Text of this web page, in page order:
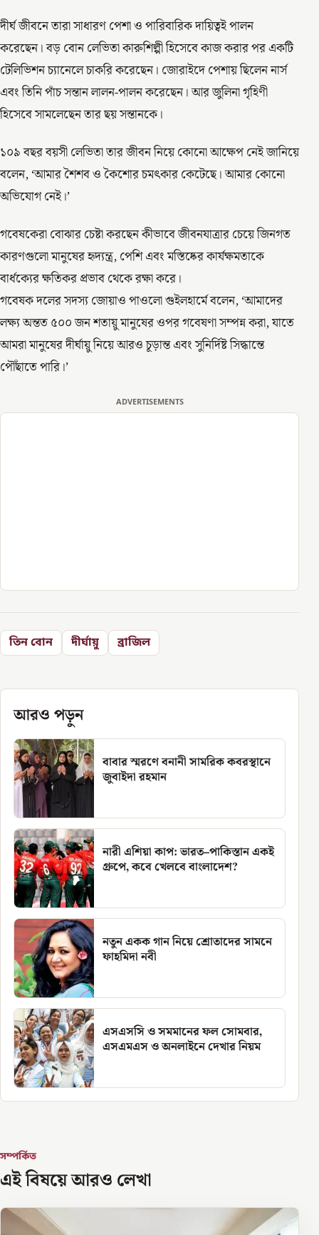
দীর্ঘ জীবনে তারা সাধারণ পেশা ও পারিবারিক দায়িত্বই পালন
করেছেন। বড় বোন লেভিতা কারুশিল্পী হিসেবে কাজ করার পর একটি
টেলিভিশন চ্যানেলে চাকরি করেছেন। জোরাইদে পেশায় ছিলেন নার্স
এবং তিনি পাঁচ সন্তান লালন-পালন করেছেন। আর জুলিনা গৃহিণী
হিসেবে সামলেছেন তার ছয় সন্তানকে।
১০৯ বছর বয়সী লেভিতা তার জীবন নিয়ে কোনো আক্ষেপ নেই জানিয়ে
বলেন, ‘আমার শৈশব ও কৈশোর চমৎকার কেটেছে। আমার কোনো
অভিযোগ নেই।’
গবেষকেরা বোঝার চেষ্টা করছেন কীভাবে জীবনযাত্রার চেয়ে জিনগত
কারণগুলো মানুষের হৃদ্যন্ত্র, পেশি এবং মস্তিষ্কের কার্যক্ষমতাকে
বার্ধক্যের ক্ষতিকর প্রভাব থেকে রক্ষা করে।
গবেষক দলের সদস্য জোয়াও পাওলো গুইলহার্মে বলেন, ‘আমাদের
লক্ষ্য অন্তত ৫০০ জন শতায়ু মানুষের ওপর গবেষণা সম্পন্ন করা, যাতে
আমরা মানুষের দীর্ঘায়ু নিয়ে আরও চূড়ান্ত এবং সুনির্দিষ্ট সিদ্ধান্তে
পৌঁছাতে পারি।’
ADVERTISEMENTS
তিন বোন দীর্ঘায়ু ব্রাজিল
আরও পড়ুন
বাবার স্মরণে বনানী সামরিক কবরস্থানে
জুবাইদা রহমান
নারী এশিয়া কাপ: ভারত–পাকিস্তান একই
গ্রুপে, কবে খেলবে বাংলাদেশ?
নতুন একক গান নিয়ে শ্রোতাদের সামনে
ফাহমিদা নবী
এসএসসি ও সমমানের ফল সোমবার,
এসএমএস ও অনলাইনে দেখার নিয়ম
সম্পর্কিত
এই বিষয়ে আরও লেখা